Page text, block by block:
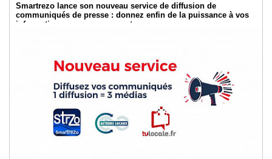
Smartrezo lance son nouveau service de diffusion de
communiqués de presse : donnez enfin de la puissance à vos
informations sans engagement.